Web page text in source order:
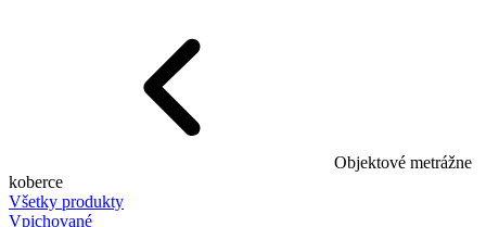
Objektové metrážne
koberce
Všetky produkty
Vpichované